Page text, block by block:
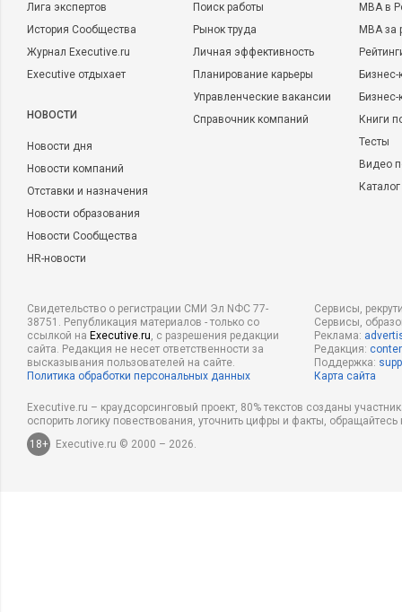
Лига экспертов
История Сообщества
Журнал Executive.ru
Executive отдыхает
НОВОСТИ
Новости дня
Новости компаний
Отставки и назначения
Новости образования
Новости Сообщества
HR-новости
Поиск работы
Рынок труда
Личная эффективность
Планирование карьеры
Управленческие вакансии
Справочник компаний
MBA в
MBA
Бизнес-
Книги
Тесты
Видео
Свидетельство о регистрации СМИ Эл NФС 77-
38751. Републикация материалов - только со
ссылкой на Executive.ru, с разрешения редакции
сайта. Редакция не несет ответственности за
высказывания пользователей на сайте.
Политика обработки персональных данных
Сервисы,
Сервисы,
Реклама:
Редакция:
Поддержка:
Карта сайта
Executive.ru – краудсорсинговый проект, 80% текстов созданы
оспорить логику повествования, уточнить цифры и факты,
18+
Executive.ru © 2000 – 2026.